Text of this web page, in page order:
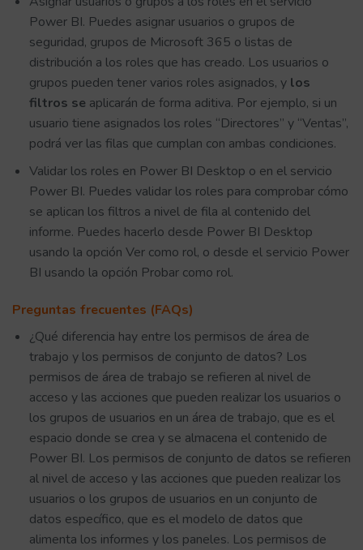
Power BI. Puedes asignar usuarios o grupos de
seguridad, grupos de Microsoft 365 o listas de
distribución a los roles que has creado. Los usuarios o
grupos pueden tener varios roles asignados, y los
filtros se aplicarán de forma aditiva. Por ejemplo, si un
usuario tiene asignados los roles “Directores” y “Ventas”,
podrá ver las filas que cumplan con ambas condiciones.
Validar los roles en Power BI Desktop o en el servicio
Power BI. Puedes validar los roles para comprobar cómo
se aplican los filtros a nivel de fila al contenido del
informe. Puedes hacerlo desde Power BI Desktop
usando la opción Ver como rol, o desde el servicio Power
BI usando la opción Probar como rol.
Preguntas frecuentes (FAQs)
¿Qué diferencia hay entre los permisos de área de
trabajo y los permisos de conjunto de datos? Los
permisos de área de trabajo se refieren al nivel de
acceso y las acciones que pueden realizar los usuarios o
los grupos de usuarios en un área de trabajo, que es el
espacio donde se crea y se almacena el contenido de
Power BI. Los permisos de conjunto de datos se refieren
al nivel de acceso y las acciones que pueden realizar los
usuarios o los grupos de usuarios en un conjunto de
datos específico, que es el modelo de datos que
alimenta los informes y los paneles. Los permisos de